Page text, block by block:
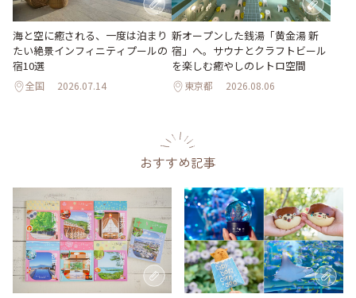
海と空に癒される、一度は泊まり
たい絶景インフィニティプールの
宿10選
全国 2026.07.14
新オープンした銭湯「黄金湯 新
宿」へ。サウナとクラフトビール
を楽しむ癒やしのレトロ空間
東京都 2026.08.06
おすすめ記事